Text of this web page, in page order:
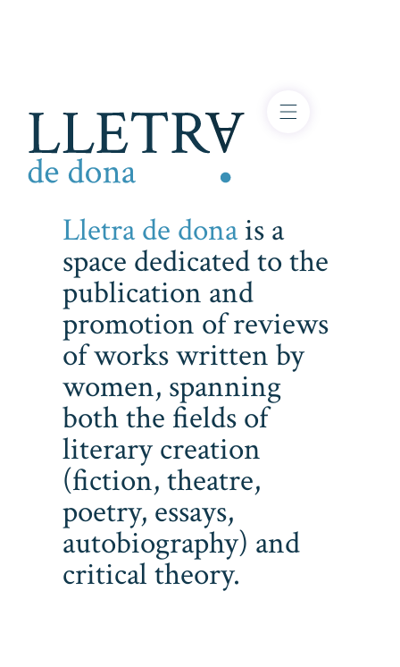
Lletra de donais a
space dedicated to the
publication and
promotion of reviews
of works written by
women, spanning
both the fields of
literary creation
(fiction, theatre,
poetry, essays,
autobiography) and
critical theory.